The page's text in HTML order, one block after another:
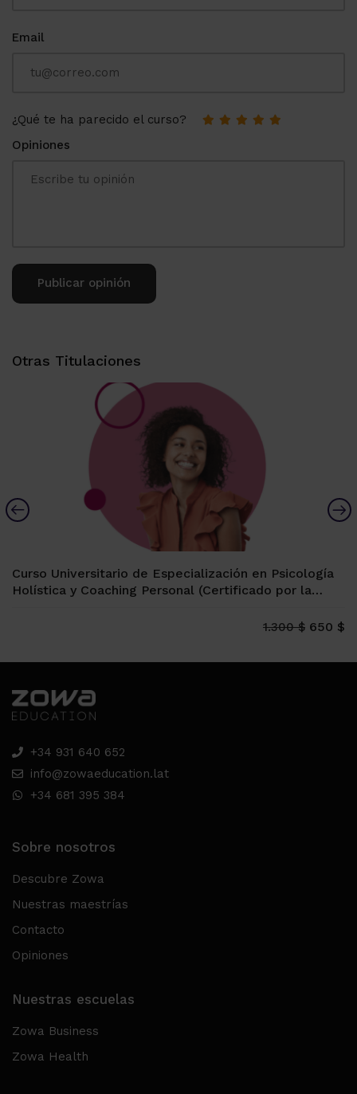
Email
¿Qué te ha parecido el curso?
Opiniones
Otras Titulaciones
Curso Universitario de Especialización en Psicología
Holística y Coaching Personal (Certificado por la
1.300 $ 650 $
+34 931 640 652
info@zowaeducation.lat
+34 681 395 384
Sobre nosotros
Descubre Zowa
Nuestras maestrías
Contacto
Opiniones
Nuestras escuelas
Zowa Business
Zowa Health